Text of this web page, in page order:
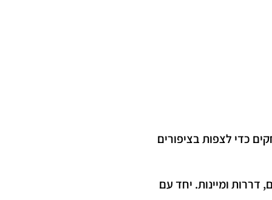
כדי לצפות בציפורים
דררות ומיינות. יחד עם